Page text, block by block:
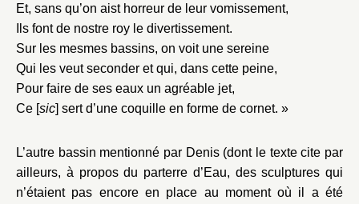
Et, sans qu’on aist horreur de leur vomissement,
Ils font de nostre roy le divertissement.
Sur les mesmes bassins, on voit une sereine
Qui les veut seconder et qui, dans cette peine,
Pour faire de ses eaux un agréable jet,
Ce [sic] sert d’une coquille en forme de cornet. »
L’autre bassin mentionné par Denis (dont le texte cite par
ailleurs, à propos du parterre d’Eau, des sculptures qui
n’étaient pas encore en place au moment où il a été